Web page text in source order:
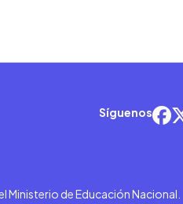
Síguenos
Ministerio de Educación Nacional.